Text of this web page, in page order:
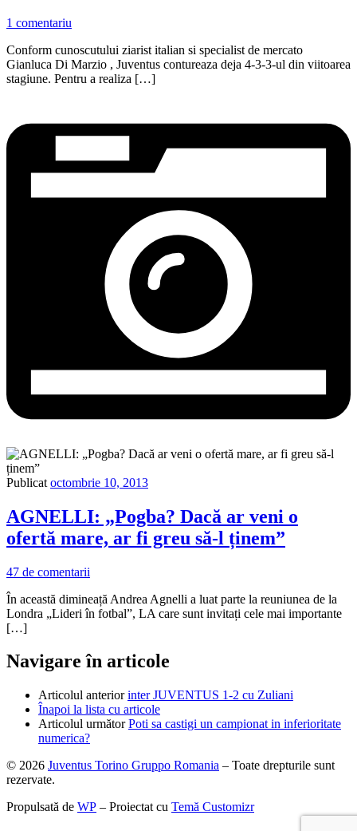
1 comentariu
Conform cunoscutului ziarist italian si specialist de mercato
Gianluca Di Marzio , Juventus contureaza deja 4-3-3-ul din viitoarea
stagiune. Pentru a realiza […]
Publicat octombrie 10, 2013
AGNELLI: „Pogba? Dacă ar veni o
ofertă mare, ar fi greu să-l ținem”
47 de comentarii
În această dimineață Andrea Agnelli a luat parte la reuniunea de la
Londra „Lideri în fotbal”, LA care sunt invitați cele mai importante
[…]
Navigare în articole
Articolul anterior inter JUVENTUS 1-2 cu Zuliani
Înapoi la lista cu articole
Articolul următor Poti sa castigi un campionat in inferioritate
numerica?
© 2026 Juventus Torino Gruppo Romania – Toate drepturile sunt
rezervate.
Propulsată de WP – Proiectat cu Temă Customizr